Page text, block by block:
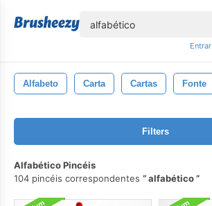
Entrar
Alfabeto Carta Cartas Fonte
Filters
Alfabético Pincéis
104 pincéis correspondentes
alfabético